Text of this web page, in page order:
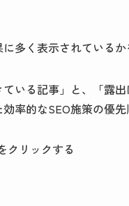
多く表示されているか
いる記事」と、「露
率的なSEO施策の優先
クリックする